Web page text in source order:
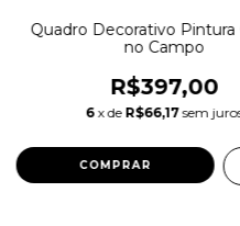
Quadro Decorativo Pintura
no Campo
R$397,00
6 x de R$66,17 sem
COMPRAR